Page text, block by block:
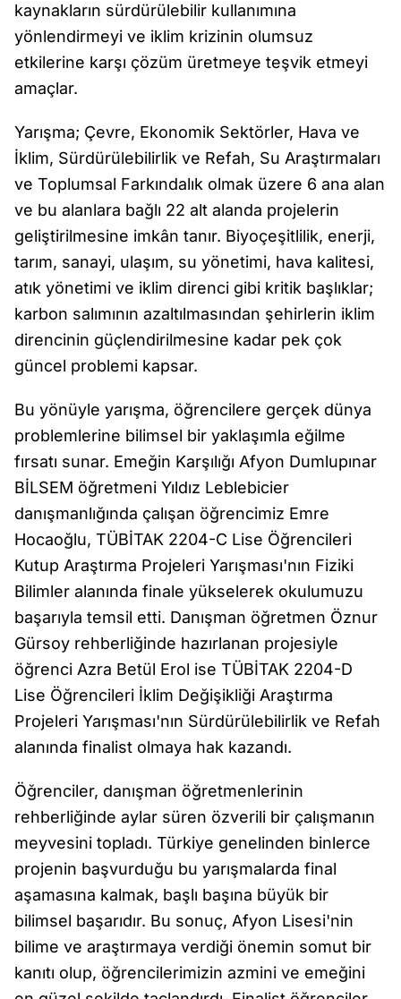
kaynakların sürdürülebilir kullanımına
yönlendirmeyi ve iklim krizinin olumsuz
etkilerine karşı çözüm üretmeye teşvik etmeyi
amaçlar.
Yarışma; Çevre, Ekonomik Sektörler, Hava ve
İklim, Sürdürülebilirlik ve Refah, Su Araştırmaları
ve Toplumsal Farkındalık olmak üzere 6 ana alan
ve bu alanlara bağlı 22 alt alanda projelerin
geliştirilmesine imkân tanır. Biyoçeşitlilik, enerji,
tarım, sanayi, ulaşım, su yönetimi, hava kalitesi,
atık yönetimi ve iklim direnci gibi kritik başlıklar;
karbon salımının azaltılmasından şehirlerin iklim
direncinin güçlendirilmesine kadar pek çok
güncel problemi kapsar.
Bu yönüyle yarışma, öğrencilere gerçek dünya
problemlerine bilimsel bir yaklaşımla eğilme
fırsatı sunar. Emeğin Karşılığı Afyon Dumlupınar
BİLSEM öğretmeni Yıldız Leblebicier
danışmanlığında çalışan öğrencimiz Emre
Hocaoğlu, TÜBİTAK 2204-C Lise Öğrencileri
Kutup Araştırma Projeleri Yarışması'nın Fiziki
Bilimler alanında finale yükselerek okulumuzu
başarıyla temsil etti. Danışman öğretmen Öznur
Gürsoy rehberliğinde hazırlanan projesiyle
öğrenci Azra Betül Erol ise TÜBİTAK 2204-D
Lise Öğrencileri İklim Değişikliği Araştırma
Projeleri Yarışması'nın Sürdürülebilirlik ve Refah
alanında finalist olmaya hak kazandı.
Öğrenciler, danışman öğretmenlerinin
rehberliğinde aylar süren özverili bir çalışmanın
meyvesini topladı. Türkiye genelinden binlerce
projenin başvurduğu bu yarışmalarda final
aşamasına kalmak, başlı başına büyük bir
bilimsel başarıdır. Bu sonuç, Afyon Lisesi'nin
bilime ve araştırmaya verdiği önemin somut bir
kanıtı olup, öğrencilerimizin azmini ve emeğini